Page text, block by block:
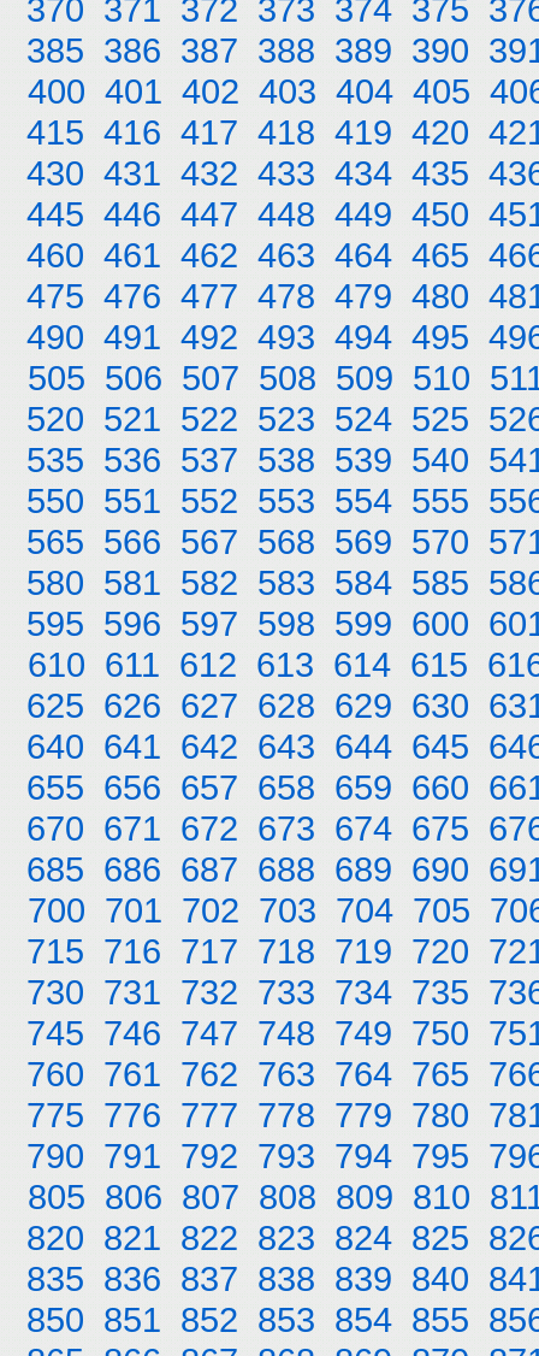
370 371 372 373 374 375
385 386 387 388 389 390
400 401 402 403 404 405
415 416 417 418 419 420
430 431 432 433 434 435
445 446 447 448 449 450
460 461 462 463 464 465
475 476 477 478 479 480
490 491 492 493 494 495
505 506 507 508 509 510
520 521 522 523 524 525
535 536 537 538 539 540
550 551 552 553 554 555
565 566 567 568 569 570
580 581 582 583 584 585
595 596 597 598 599 600
610 611 612 613 614 615
625 626 627 628 629 630
640 641 642 643 644 645
655 656 657 658 659 660
670 671 672 673 674 675
685 686 687 688 689 690
700 701 702 703 704 705
715 716 717 718 719 720
730 731 732 733 734 735
745 746 747 748 749 750
760 761 762 763 764 765
775 776 777 778 779 780
790 791 792 793 794 795
805 806 807 808 809 810
820 821 822 823 824 825
835 836 837 838 839 840
850 851 852 853 854 855